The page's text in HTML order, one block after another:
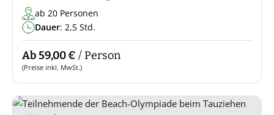
ab 20 Personen
Dauer: 2,5 Std.
Ab 59,00 € / Person
(Preise inkl. MwSt.)